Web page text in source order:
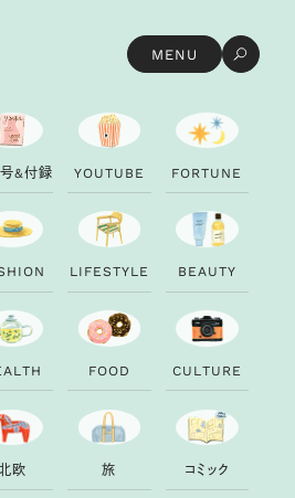
MENU
号&付録 YOUTU B E FORTU N E
H ION LI FESTYLE B EAUTY
ALTH FOOD CU LTU RE
欧 旅 コ ミ ック